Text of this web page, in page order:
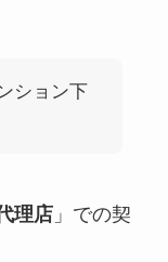
ション下
理店」での契